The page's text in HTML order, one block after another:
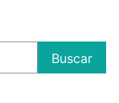
Buscar